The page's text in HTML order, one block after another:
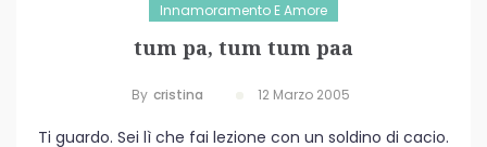
Innamoramento E Amore
tum pa, tum tum paa
By Cristina 12 Marzo 2005
Ti guardo. Sei lì che fai lezione con un soldino di cacio.